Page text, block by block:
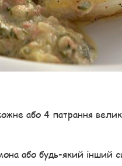
або 4 патрання
або будь-який інший